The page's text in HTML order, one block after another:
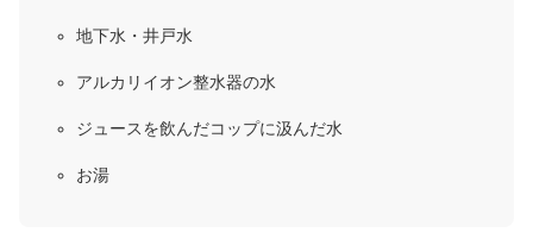
地下水・井戸水
アルカリイオン整水器の水
ジュースを飲んだコップに汲んだ水
お湯